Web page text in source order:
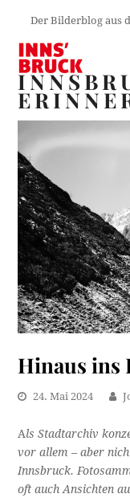
Der Bilderblog aus
Hinaus ins
24. Mai 2024
Als Stadtarchiv
vor allem – aber
Innsbruck.
oft auch Ansichten